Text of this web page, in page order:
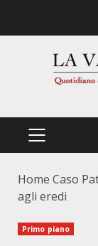
PRIMÄRES
Home Caso
agli eredi
Primo piano